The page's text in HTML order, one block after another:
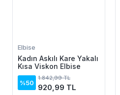
Elbise
Kadın Askılı Kare Yakalı
Kısa Viskon Elbise
%50
1.842,99 TL
920,99 TL